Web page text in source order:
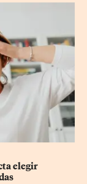
elegir